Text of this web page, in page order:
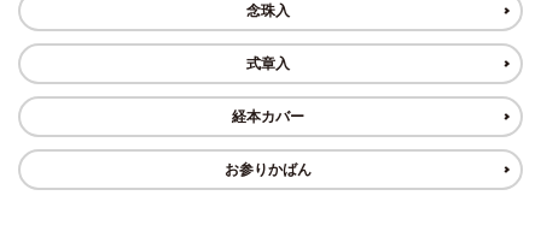
輪袈裟・畳袈裟 式章・略肩衣
具
打敷・礼盤打敷・下
戸帳・華鬘
念珠入
式章入
経本カバー
お参りかばん